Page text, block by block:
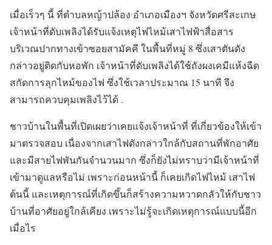
เมื่อเร็วๆ นี้ ที่ตำบลหญ้าปล้อง อำเภอเมืองฯ จังหวัดศรีสะเกษ
เจ้าหน้าที่ดับเพลิงได้รับแจ้งเหตุไฟไหม้เสาไฟฟ้าสื่อสาร
บริเวณปากทางเข้าซอยสามัคคี ในพื้นที่หมู่ 8 ซึ่งเสาตันดัง
กล่าวอยู่ติดกับหอพัก เจ้าหน้าที่ดับเพลิงได้ใช้ถังผงเคมีแห้งฉีด
สกัดการลุกไหม้ของไฟ ซึ่งใช้เวลาประมาณ 15 นาที จึง
สามารถควบคุมเพลิงไว้ได้ .
ชาวบ้านในพื้นที่เปิดเผยว่าเคยแจ้งเจ้าหน้าที่ ที่เกี่ยวข้องให้เข้า
มาตรวจสอบ เนื่องจากเสาไฟดังกล่าวใกล้กับสถานที่พักอาศัย
และมีสายไฟพันกันจำนวนมาก ซึ่งก็ยังไม่ทราบว่ามีเจ้าหน้าที่
เข้ามาดูแลหรือไม่ เพราะก่อนหน้านี้ ก็เคยเกิดไฟไหม้ เสาไฟ
ต้นนี้ และเหตุการณ์ที่เกิดขึ้นก็สร้างความหวาดกลัวให้กับชาว
บ้านที่อาศัยอยู่ใกล้เคียง เพราะไม่รู้จะเกิดเหตุการณ์แบบนี้อีก
เมื่อไร